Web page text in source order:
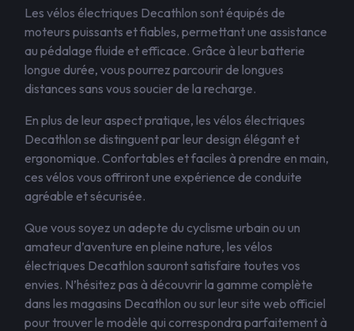
Les vélos électriques Decathlon sont équipés de
moteurs puissants et fiables, permettant une assistance
au pédalage fluide et efficace. Grâce à leur batterie
longue durée, vous pourrez parcourir de longues
distances sans vous soucier de la recharge.
En plus de leur aspect pratique, les vélos électriques
Decathlon se distinguent par leur design élégant et
ergonomique. Confortables et faciles à prendre en main,
ces vélos vous offriront une expérience de conduite
agréable et sécurisée.
Que vous soyez un adepte du cyclisme urbain ou un
amateur d’aventure en pleine nature, les vélos
électriques Decathlon sauront satisfaire toutes vos
envies. N’hésitez pas à découvrir la gamme complète
dans les magasins Decathlon ou sur leur site web officiel
pour trouver le modèle qui correspondra parfaitement à